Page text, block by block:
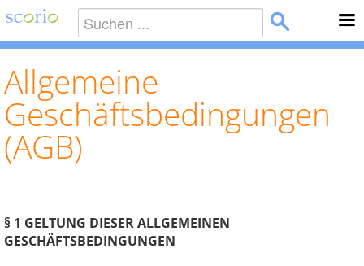
Allgemeine
Geschäftsbedingungen
(AGB)
§ 1 GELTUNG DIESER ALLGEMEINEN
GESCHÄFTSBEDINGUNGEN